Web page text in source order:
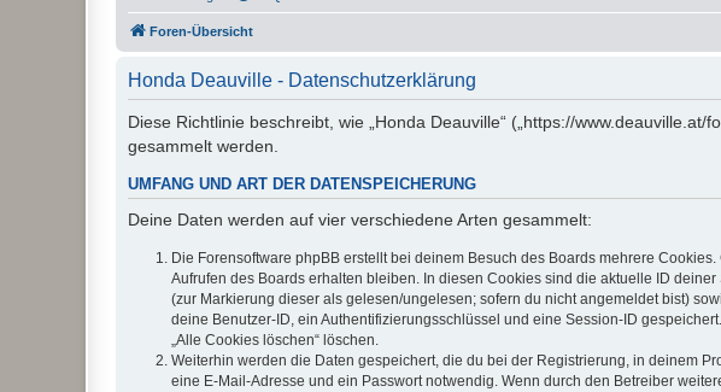
Foren-Übersicht
Honda Deauville - Datenschutzerklärung
Diese Richtlinie beschreibt, wie „Honda Deauville“ („https://
gesammelt werden.
UMFANG UND ART DER DATENSPEICHERUNG
Deine Daten werden auf vier verschiedene Arten gesammelt:
Die Forensoftware phpBB erstellt bei deinem Besuch des Boards mehrere
Aufrufen des Boards erhalten bleiben. In diesen Cookies sind die aktuelle ID
(zur Markierung dieser als gelesen/ungelesen; sofern du nicht angemeldet bist)
deine Benutzer-ID, ein Authentifizierungsschlüssel und eine Session-ID
„Alle Cookies löschen“ löschen.
Weiterhin werden die Daten gespeichert, die du bei der Registrierung, in deinem
eine E-Mail-Adresse und ein Passwort notwendig. Wenn durch den Betreiber